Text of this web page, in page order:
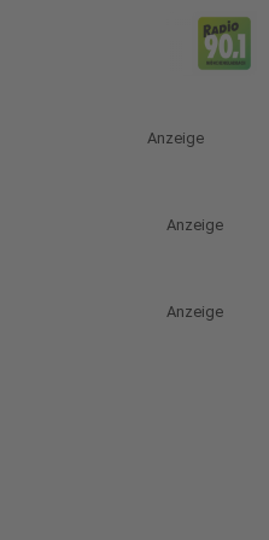
Anzeige
Anzeige
Anzeige